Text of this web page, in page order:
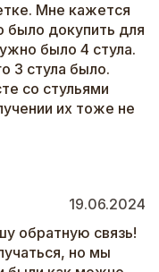
Мне кажется
было докупить для
было 4 стула.
3 стула было.
со стульями
их тоже не
19.06.2024
обратную связь!
но мы